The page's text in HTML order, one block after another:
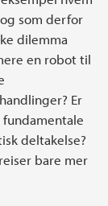
som derfor
dilemma
en robot til
Er
deltakelse?
bare mer